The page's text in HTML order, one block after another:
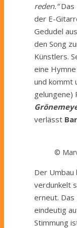
reden.“Das
der E-
Gedudel
den Song
Künstlers.
eine
und kommt
gelungene)
verlässt
©
Der Umbau
verdunkelt
erneut. Das
eindeutig
Stimmung